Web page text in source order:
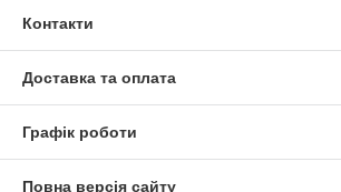
Контакти
Доставка та оплата
Графік роботи
Повна версія сайту